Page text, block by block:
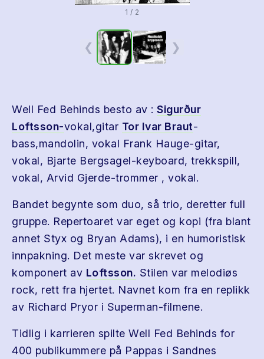
1 / 2
❮ ❯
Well Fed Behinds besto av : Sigurður
Loftsson-vokal,gitar Tor Ivar Braut-
bass,mandolin, vokal Frank Hauge-gitar,
vokal, Bjarte Bergsagel-keyboard, trekkspill,
vokal, Arvid Gjerde-trommer , vokal.
Bandet begynte som duo, så trio, deretter full
gruppe. Repertoaret var eget og kopi (fra blant
annet Styx og Bryan Adams), i en humoristisk
innpakning. Det meste var skrevet og
komponert av Loftsson. Stilen var melodiøs
rock, rett fra hjertet. Navnet kom fra en replikk
av Richard Pryor i Superman-filmene.
Tidlig i karrieren spilte Well Fed Behinds for
400 publikummere på Pappas i Sandnes